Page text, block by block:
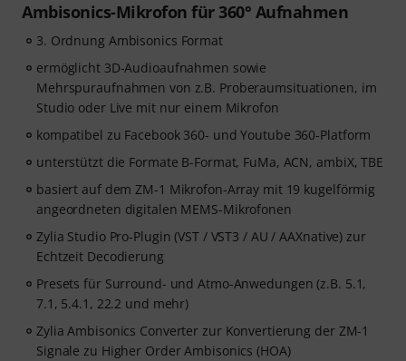
Ambisonics-Mikrofon für 360° Aufnahmen
3. Ordnung Ambisonics Format
ermöglicht 3D-Audioaufnahmen sowie
Mehrspuraufnahmen von z.B. Proberaumsituationen, im
Studio oder Live mit nur einem Mikrofon
kompatibel zu Facebook 360- und Youtube 360-Platform
unterstützt die Formate B-Format, FuMa, ACN, ambiX, TBE
basiert auf dem ZM-1 Mikrofon-Array mit 19 kugelförmig
angeordneten digitalen MEMS-Mikrofonen
Zylia Studio Pro-Plugin (VST / VST3 / AU / AAXnative) zur
Echtzeit Decodierung
Presets für Surround- und Atmo-Anwedungen (z.B. 5.1,
7.1, 5.4.1, 22.2 und mehr)
Zylia Ambisonics Converter zur Konvertierung der ZM-1
Signale zu Higher Order Ambisonics (HOA)